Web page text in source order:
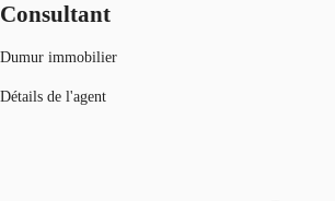
Consultant
Dumur immobilier
Détails de l'agent